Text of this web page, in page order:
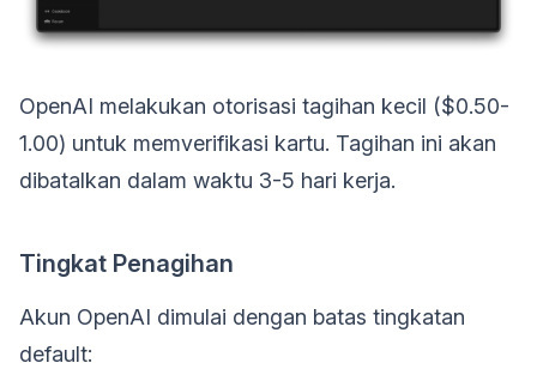
OpenAI melakukan otorisasi tagihan kecil ($0.50-
1.00) untuk memverifikasi kartu. Tagihan ini akan
dibatalkan dalam waktu 3-5 hari kerja.
Tingkat Penagihan
Akun OpenAI dimulai dengan batas tingkatan
default: